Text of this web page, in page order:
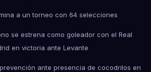
a un torneo con 64 selecciones
se estrena como goleador con el Real
en victoria ante Levante
ante presencia de cocodrilos en